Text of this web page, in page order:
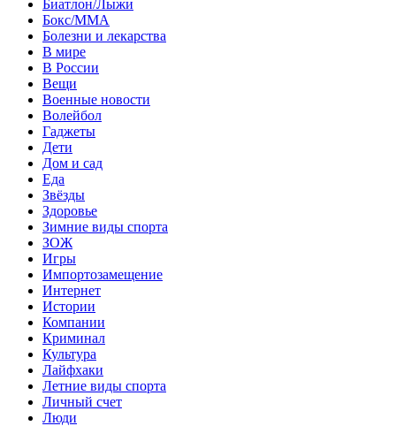
Биатлон/Лыжи
Бокс/MMA
Болезни и лекарства
В мире
В России
Вещи
Военные новости
Волейбол
Гаджеты
Дети
Дом и сад
Еда
Звёзды
Здоровье
Зимние виды спорта
ЗОЖ
Игры
Импортозамещение
Интернет
Истории
Компании
Криминал
Культура
Лайфхаки
Летние виды спорта
Личный счет
Люди